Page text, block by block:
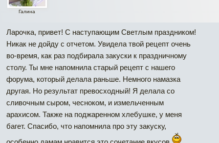
Галина
Ларочка, привет! С наступающим Светлым праздником!
Никак не дойду с отчетом. Увидела твой рецепт очень
во-время, как раз подбирала закуски к праздничному
столу. Ты мне напомнила старый рецепт с нашего
форума, который делала раньше. Немного намазка
другая. Но результат превосходный! Я делала со
сливочным сыром, чесноком, и измельченным
арахисом. Также на поджаренном хлебушке, у меня
багет. Спасибо, что напомнила про эту закуску,